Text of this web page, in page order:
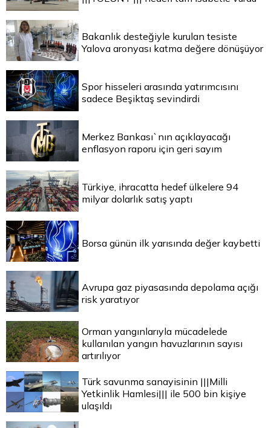
Bakanlık desteğiyle kurulan tesiste
Yalova aronyası katma değere dönüşüyor
Spor hisseleri arasında yatırımcısını
sadece Beşiktaş sevindirdi
Merkez Bankası`nın açıklayacağı
enflasyon raporu için geri sayım
Türkiye, ihracatta hedef ülkelere 94
milyar dolarlık satış yaptı
Borsa günün ilk yarısında değer kaybetti
Avrupa gaz piyasasında depolama açığı
risk yaratıyor
Orman yangınlarıyla mücadelede
kullanılan yangın havuzlarının sayısı
artırılıyor
Türk savunma sanayisinin |||Milli
Yetkinlik Hamlesi||| ile 500 bin kişiye
ulaşıldı